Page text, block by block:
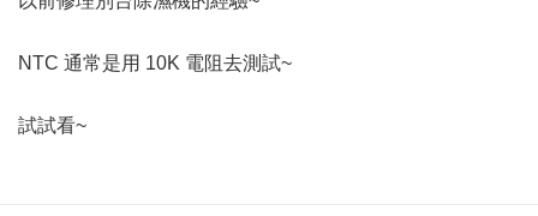
NTC 通常是用 10K 電阻去測試~
試試看~